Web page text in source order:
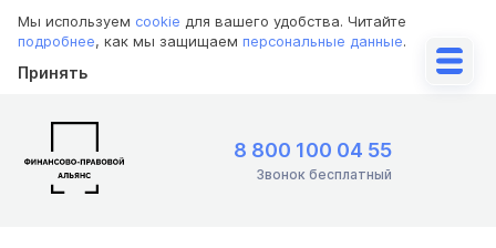
Мы используем cookie для вашего удобства. Читайте
подробнее, как мы защищаем персональные данные.
Принять
8 800 100 04 55
Звонок бесплатный